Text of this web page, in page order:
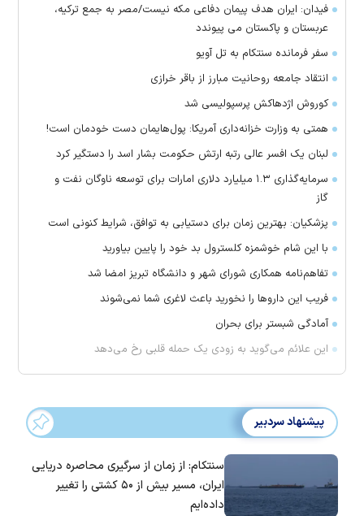
فیدان: ایران هدف پیمان دفاعی مکه نیست/مصر به جمع ترکیه،
عربستان و پاکستان می پیوندد
سفر فرمانده سنتکام به تل آویو
انتقاد جامعه روحانیت مبارز از باقر خرازی
کوروش اژدهاکش پرسپولیسی شد
همتی به وزارت خزانه‌داری آمریکا: پول‌هایمان دست خودمان است!
لبنان یک افسر عالی رتبه ارتش حکومت بشار اسد را دستگیر کرد
سرمایه‌گذاری ۱.۳ میلیارد دلاری امارات برای توسعه ناوگان نفت و
گاز
پزشکیان: بهترین زمان برای دستیابی به توافق، شرایط کنونی است
با این شام خوشمزه کلسترول بد خود را پایین بیاورید
تفاهم‌نامه همکاری شورای شهر و دانشگاه تبریز امضا شد
فریب این دارو‌ها را نخورید باعث لاغری شما نمی‌شوند
آمادگی شبستر برای بحران
این علائم می‌گوید به زودی یک حمله قلبی رخ می‌دهد
پیشنهاد سردبیر
سنتکام: از زمان از سرگیری محاصره دریایی
ایران، مسیر بیش از ۵۰ کشتی را تغییر
داده‌ایم